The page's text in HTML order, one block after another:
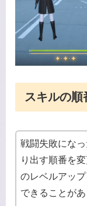
スキルの順
戦闘失敗にな
り出す順番を
のレベルアッ
できることがあ